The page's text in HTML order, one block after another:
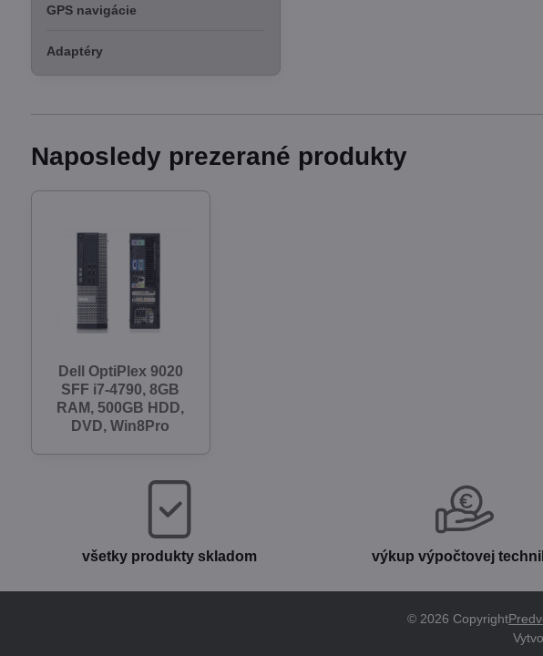
GPS navigácie
Adaptéry
Naposledy prezerané produkty
Dell OptiPlex 9020
SFF i7-4790, 8GB
RAM, 500GB HDD,
DVD, Win8Pro
všetky produkty skladom výkup výpočtovej
© 2026 Copyright